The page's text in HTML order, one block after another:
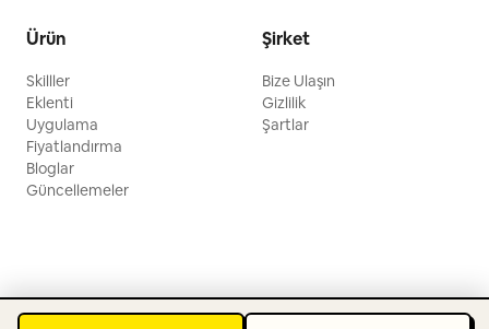
Ürün
Skilller
Eklenti
Uygulama
Fiyatlandırma
Bloglar
Güncellemeler
Şirket
Bize Ulaşın
Gizlilik
Şartlar